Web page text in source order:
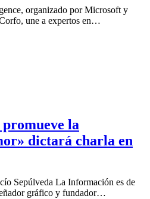
organizado por Microsoft y
une a expertos en…
la
dictará charla en
Sepúlveda La Información es de
gráfico y fundador…